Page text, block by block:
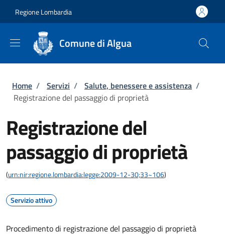
Regione Lombardia
Comune di Algua
Briciole di pane
Home / Servizi / Salute, benessere e assistenza /
Registrazione del passaggio di proprietà
Registrazione del
passaggio di proprietà
(urn:nir:regione.lombardia:legge:2009-12-30;33~106)
Servizio attivo
Procedimento di registrazione del passaggio di proprietà